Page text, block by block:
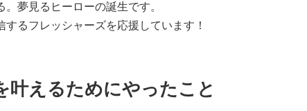
夢見るヒーローの誕生です。
るフレッシャーズを応援しています！
叶えるためにやったこと